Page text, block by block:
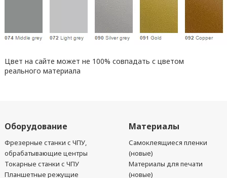
Цвет на сайте может не 100% совпадать с цветом
реального материала
Оборудование
Фрезерные станки с ЧПУ,
обрабатывающие центры
Токарные станки с ЧПУ
Планшетные режущие
Материалы
Самоклеящиеся пленки
(новые)
Материалы для печати
(новые)